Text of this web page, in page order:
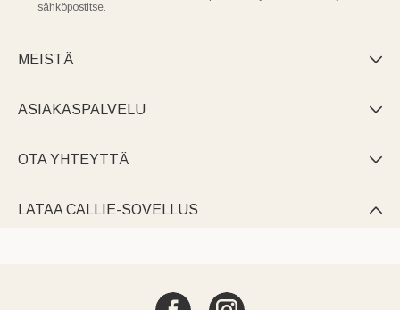
sähköpostitse.
MEISTÄ 
ASIAKASPALVELU 
OTA YHTEYTTÄ 
LATAA CALLIE-SOVELLUS 